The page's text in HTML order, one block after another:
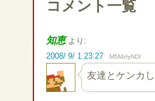
コメント一覧
知恵 より:
2008/ 9/ 1 23:27
M5MzIyNDI
友達とケンカ